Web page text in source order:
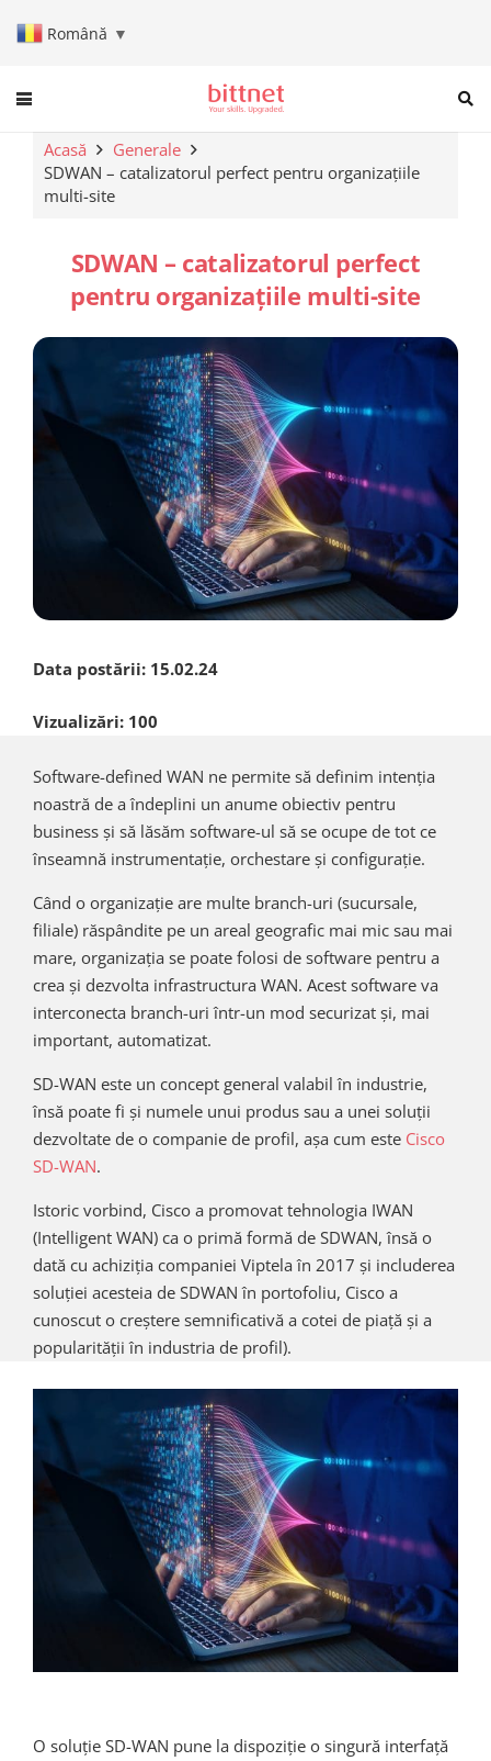
Română ▼
When autocomplete results
Acasă
Generale
SDWAN – catalizatorul perfect pentru organizațiile
multi-site
SDWAN – catalizatorul perfect
pentru organizațiile multi-site
Data postării: 15.02.24
Vizualizări: 100
Software-defined WAN ne permite să definim intenția
noastră de a îndeplini un anume obiectiv pentru
business și să lăsăm software-ul să se ocupe de tot ce
înseamnă instrumentație, orchestare și configurație.
Când o organizație are multe branch-uri (sucursale,
filiale) răspândite pe un areal geografic mai mic sau mai
mare, organizația se poate folosi de software pentru a
crea și dezvolta infrastructura WAN. Acest software va
interconecta branch-uri într-un mod securizat și, mai
important, automatizat.
SD-WAN este un concept general valabil în industrie,
însă poate fi și numele unui produs sau a unei soluții
dezvoltate de o companie de profil, așa cum este Cisco
SD-WAN.
Istoric vorbind, Cisco a promovat tehnologia IWAN
(Intelligent WAN) ca o primă formă de SDWAN, însă o
dată cu achiziția companiei Viptela în 2017 și includerea
soluției acesteia de SDWAN în portofoliu, Cisco a
cunoscut o creștere semnificativă a cotei de piață și a
popularității în industria de profil).
O soluție SD-WAN pune la dispoziție o singură interfață